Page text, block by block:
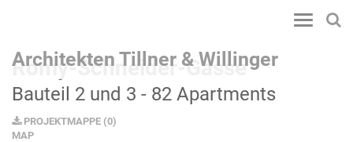
Toggle
Architekten Tillner & Willinger
Romy-Schneider-Gasse
Bauteil 2 und 3 - 82 Apartments
PROJEKTMAPPE (0)
MAP